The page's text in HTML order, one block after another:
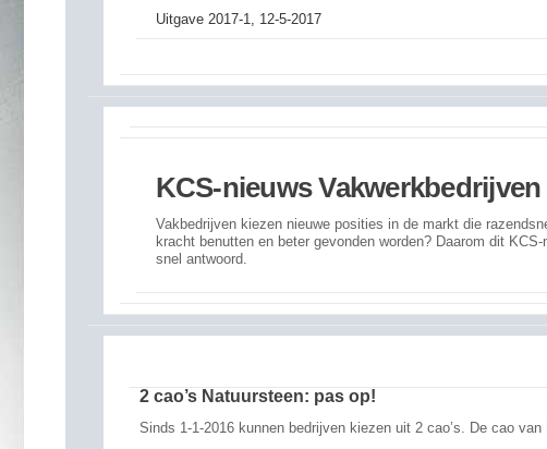
Uitgave 2017-1, 12-5-2017
KCS-nieuws
Vakbedrijven kiezen nieuwe posities in de markt die
kracht benutten en beter gevonden worden? Daarom dit
snel antwoord.
2 cao’s Natuursteen: pas op!
Sinds 1-1-2016 kunnen bedrijven kiezen uit 2 cao’s. De cao